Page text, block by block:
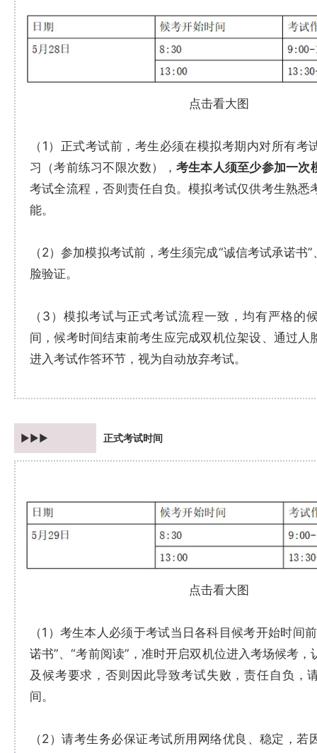
点击看大图
（1）正式考试前，考生必须在模拟考期内对所有考
习（考前练习不限次数）， 考生本人须至少参加一次
考试全流程，否则责任自负。模拟考试仅供考生熟悉
能。
（2）参加模拟考试前，考生须完成“诚信考试承诺书
脸验证。
（3）模拟考试与正式考试流程一致，均有严格的
间，候考时间结束前考生应完成双机位架设、通过人
进入考试作答环节，视为自动放弃考试。
►►► 正式考试时间
点击看大图
（1）考生本人必须于考试当日各科目候考开始时间
诺书”、“考前阅读”，准时开启双机位进入考场候考，
及候考要求，否则因此导致考试失败，责任自负，
间。
（2）请考生务必保证考试所用网络优良、稳定，若